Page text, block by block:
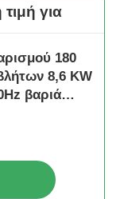
για
180
8,6 KW
βαριά